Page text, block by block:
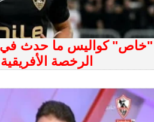
"خاص" كواليس ما حدث في
الرخصة